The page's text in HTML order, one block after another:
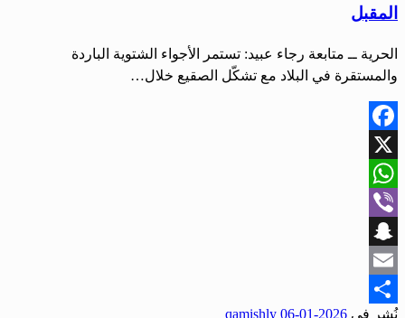
المقبل
الحرية ــ متابعة رجاء عبيد: تستمر الأجواء الشتوية الباردة
والمستقرة في البلاد مع تشكّل الصقيع خلال…
Facebook
X
WhatsApp
Viber
Snapchat
Email
نُشر في 2026-01-06
qamishly